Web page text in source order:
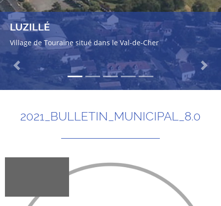
LUZILLÉ
Village de Touraine situé dans le Val-de-Cher
Previous Next
2021_BULLETIN_MUNICIPAL_8.0